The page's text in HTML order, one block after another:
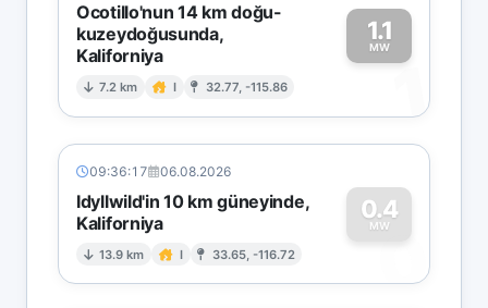
Ocotillo'nun 14 km doğu-
kuzeydoğusunda,
Kaliforniya
7.2 km I 32.77, -115.86
1.1
MW
1
09:36:17 06.08.2026
Idyllwild'in 10 km güneyinde,
Kaliforniya
13.9 km I 33.65, -116.72
0.4
MW
0